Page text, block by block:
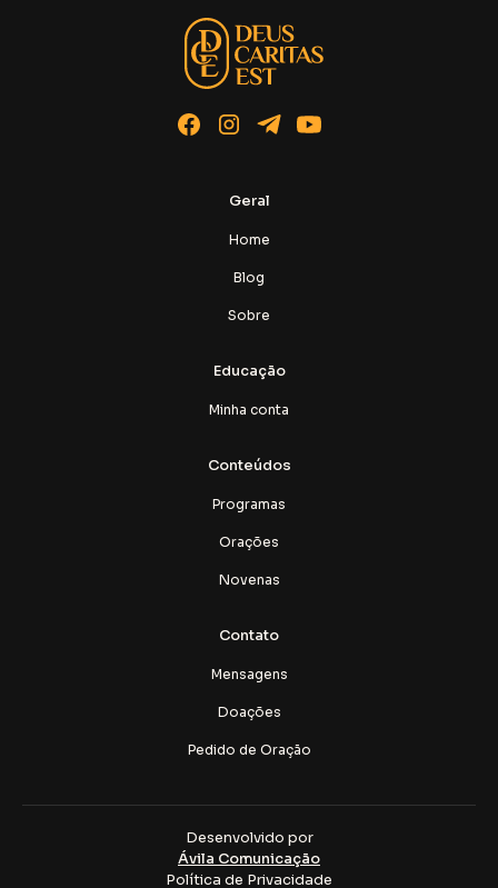
Geral
Home
Blog
Sobre
Educação
Minha conta
Conteúdos
Programas
Orações
Novenas
Contato
Mensagens
Doações
Pedido de Oração
Política de Privacidade
Desenvolvido por
Ávila Comunicação